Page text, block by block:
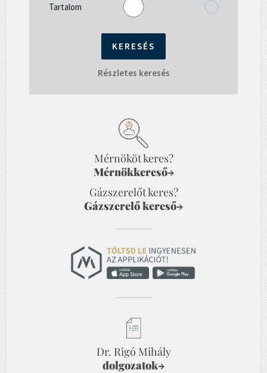
Tartalom
Részletes keresés
Mérnököt keres?
Mérnökkereső→
Gázszerelőt keres?
Gázszerelő kereső→
Dr. Rigó Mihály
dolgozatok→